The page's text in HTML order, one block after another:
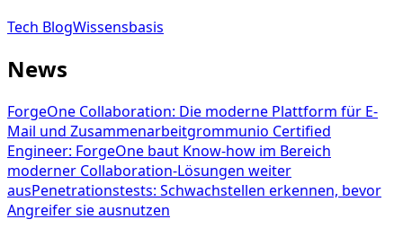
Tech BlogWissensbasis
News
ForgeOne Collaboration: Die moderne Plattform für E-
Mail und Zusammenarbeitgrommunio Certified
Engineer: ForgeOne baut Know-how im Bereich
moderner Collaboration-Lösungen weiter
ausPenetrationstests: Schwachstellen erkennen, bevor
Angreifer sie ausnutzen